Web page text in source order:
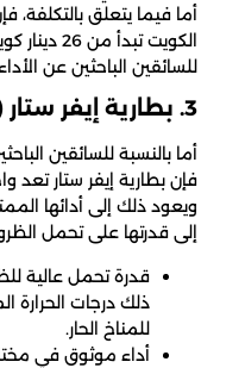
أما فيما يتعلق بالتكلفة،
الكويت
للسائقين الباحثين عن
3. بطارية إيفر ستار (Everstar)
أما بالنسبة للسائقين
فإن بطارية إيفر ستار تعد
ويعود ذلك إلى أدائها
إلى قدرتها على تحمل
قدرة تحمل عالية
ذلك درجات الحرارة
للمناخ الحار.
أداء موثوق في